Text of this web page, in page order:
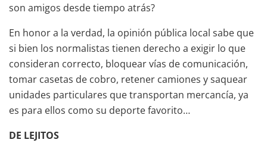
son amigos desde tiempo atrás?
En honor a la verdad, la opinión pública local sabe que
si bien los normalistas tienen derecho a exigir lo que
consideran correcto, bloquear vías de comunicación,
tomar casetas de cobro, retener camiones y saquear
unidades particulares que transportan mercancía, ya
es para ellos como su deporte favorito…
DE LEJITOS